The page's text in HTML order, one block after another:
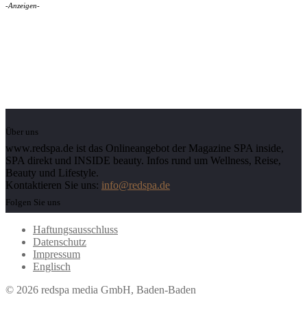
-Anzeigen-
Über uns
www.redspa.de ist das Onlineangebot der Magazine SPA inside,
SPA direkt und INSIDE beauty. Infos rund um Wellness, Reise,
Beauty und Lifestyle.
Kontaktieren Sie uns: info@redspa.de
Folgen Sie uns
Haftungsausschluss
Datenschutz
Impressum
Englisch
© 2026 redspa media GmbH, Baden-Baden